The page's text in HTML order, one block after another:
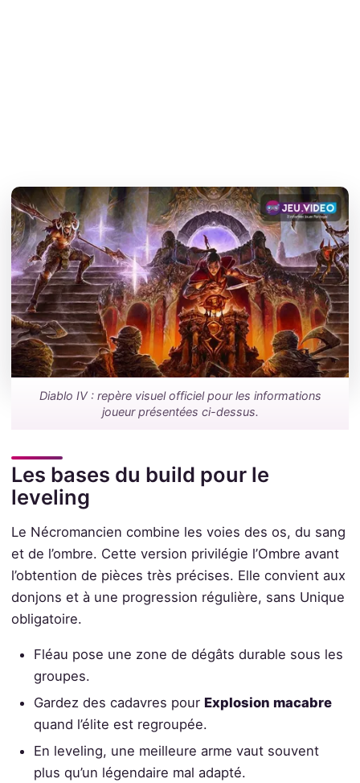
Diablo IV : repère visuel officiel pour les informations
joueur présentées ci-dessus.
Les bases du build pour le
leveling
Le Nécromancien combine les voies des os, du sang
et de l’ombre. Cette version privilégie l’Ombre avant
l’obtention de pièces très précises. Elle convient aux
donjons et à une progression régulière, sans Unique
obligatoire.
Fléau pose une zone de dégâts durable sous les
groupes.
Gardez des cadavres pour Explosion macabre
quand l’élite est regroupée.
En leveling, une meilleure arme vaut souvent
plus qu’un légendaire mal adapté.